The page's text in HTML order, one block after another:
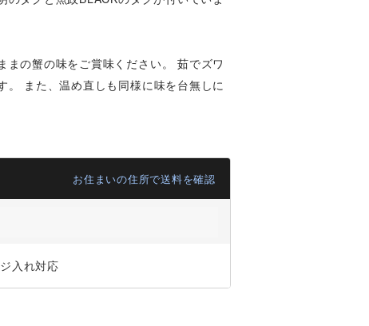
の蟹の味をご賞味ください。 茹でズワ
また、温め直しも同様に味を台無しに
お住まいの住所で送料を確認
入れ対応